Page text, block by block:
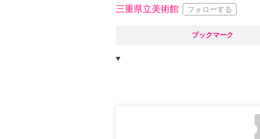
三重県立美術館 フォローする
ブックマーク